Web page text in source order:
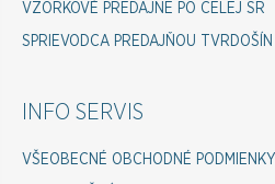
VZORKOVÉ PREDAJNE PO CELEJ SR
SPRIEVODCA PREDAJŇOU TVRDOŠÍN
INFO SERVIS
VŠEOBECNÉ OBCHODNÉ PODMIENKY